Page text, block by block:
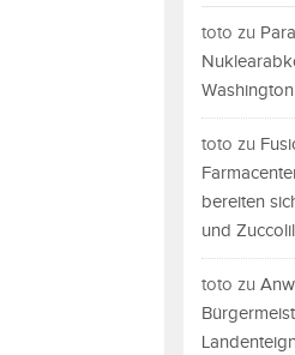
toto zu
Washington
toto zu
bereiten
und
toto zu